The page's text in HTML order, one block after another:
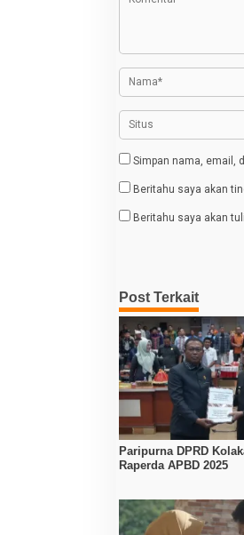
p
s
Simpan nama, email,
Beritahu saya akan
Beritahu saya akan
Post Terkait
Paripurna DPRD
Raperda APBD 2025